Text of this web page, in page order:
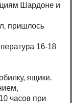
Шардоне и
пришлось
16-18
ящики.
часов при